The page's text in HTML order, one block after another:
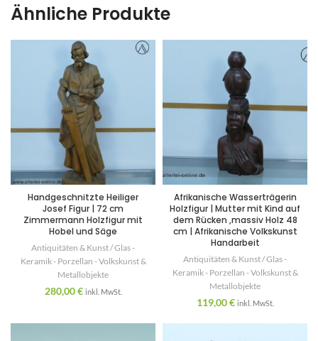
Ähnliche Produkte
Handgeschnitzte Heiliger
Josef Figur | 72 cm
Zimmermann Holzfigur mit
Hobel und Säge
Antiquitäten & Kunst / Glas -
Keramik - Porzellan - Volkskunst &
Metallobjekte
280,00€ inkl. MwSt.
Afrikanische Wasserträgerin
Holzfigur | Mutter mit Kind auf
dem Rücken ,massiv Holz 48
cm | Afrikanische Volkskunst
Handarbeit
Antiquitäten & Kunst / Glas -
Keramik - Porzellan - Volkskunst &
Metallobjekte
119,00€ inkl. MwSt.